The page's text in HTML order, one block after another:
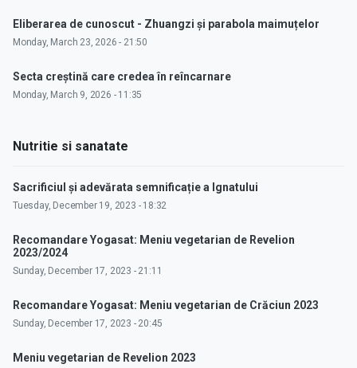
Eliberarea de cunoscut - Zhuangzi și parabola maimuțelor
Monday, March 23, 2026 - 21:50
Secta creștină care credea în reîncarnare
Monday, March 9, 2026 - 11:35
Nutritie si sanatate
Sacrificiul și adevărata semnificație a Ignatului
Tuesday, December 19, 2023 - 18:32
Recomandare Yogasat: Meniu vegetarian de Revelion
2023/2024
Sunday, December 17, 2023 - 21:11
Recomandare Yogasat: Meniu vegetarian de Crăciun 2023
Sunday, December 17, 2023 - 20:45
Meniu vegetarian de Revelion 2023